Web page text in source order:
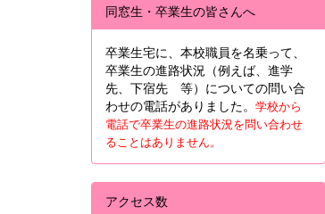
同窓生・卒業生の皆さんへ
卒業生宅に、本校職員を名乗って、
卒業生の進路状況（例えば、進学
先、下宿先 等）についての問い合
わせの電話がありました。 学校から
電話で卒業生の進路状況を問い合わせ
ることはありません。
アクセス数